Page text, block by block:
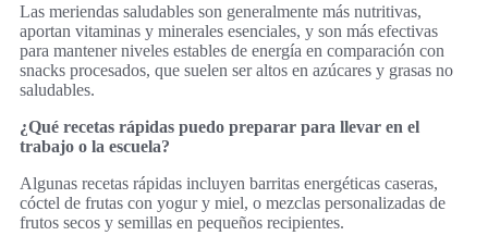
Las meriendas saludables son generalmente más nutritivas,
aportan vitaminas y minerales esenciales, y son más efectivas
para mantener niveles estables de energía en comparación con
snacks procesados, que suelen ser altos en azúcares y grasas no
saludables.
¿Qué recetas rápidas puedo preparar para llevar en el
trabajo o la escuela?
Algunas recetas rápidas incluyen barritas energéticas caseras,
cóctel de frutas con yogur y miel, o mezclas personalizadas de
frutos secos y semillas en pequeños recipientes.